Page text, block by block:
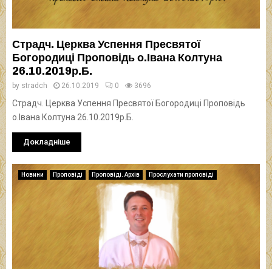
Страдч. Церква Успення Пресвятої
Богородиці Проповідь о.Івана Колтуна
26.10.2019р.Б.
by stradch 26.10.2019 0 3696
Страдч. Церква Успення Пресвятої Богородиці Проповідь
о.Івана Колтуна 26.10.2019р.Б.
Докладніше
Новини Проповіді Проповіді. Архів Прослухати проповіді